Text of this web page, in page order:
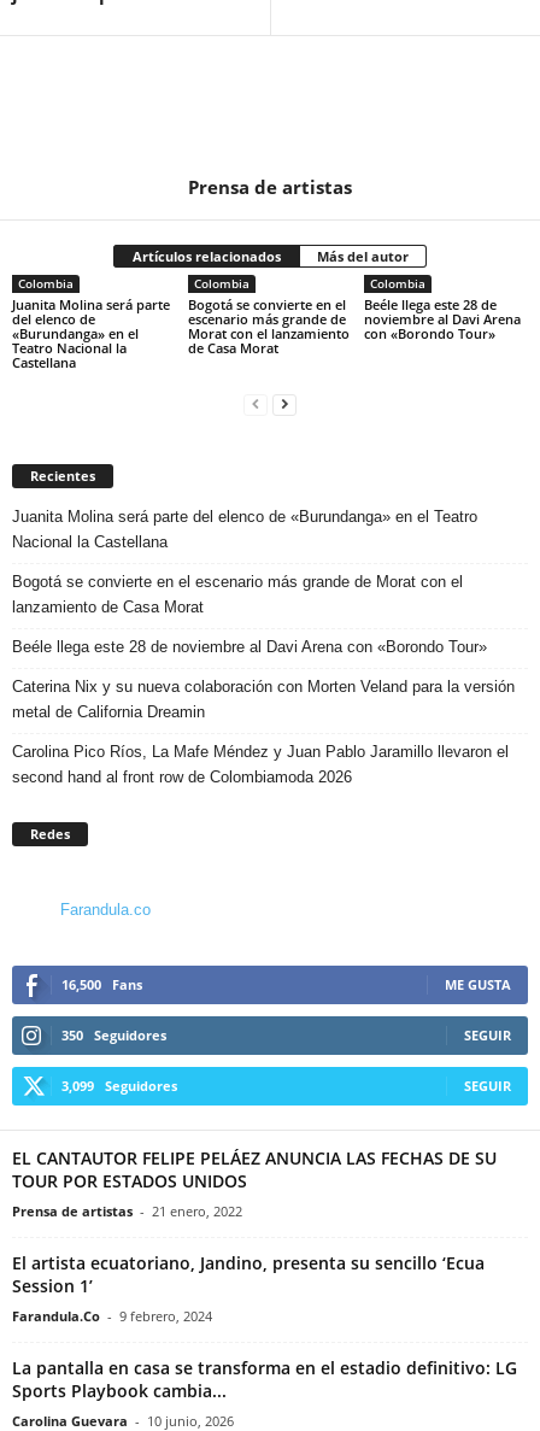
Prensa de artistas
Artículos relacionados Más del autor
Colombia
Juanita Molina será parte
del elenco de
«Burundanga» en el
Teatro Nacional la
Castellana
Colombia
Bogotá se convierte en el
escenario más grande de
Morat con el lanzamiento
de Casa Morat
Colombia
Beéle llega este 28 de
noviembre al Davi Arena
con «Borondo Tour»
Recientes
Juanita Molina será parte del elenco de «Burundanga» en el Teatro
Nacional la Castellana
Bogotá se convierte en el escenario más grande de Morat con el
lanzamiento de Casa Morat
Beéle llega este 28 de noviembre al Davi Arena con «Borondo Tour»
Caterina Nix y su nueva colaboración con Morten Veland para la versión
metal de California Dreamin
Carolina Pico Ríos, La Mafe Méndez y Juan Pablo Jaramillo llevaron el
second hand al front row de Colombiamoda 2026
Redes
Farandula.co
16,500 Fans ME GUSTA
350 Seguidores SEGUIR
3,099 Seguidores SEGUIR
EL CANTAUTOR FELIPE PELÁEZ ANUNCIA LAS FECHAS DE SU
TOUR POR ESTADOS UNIDOS
Prensa de artistas - 21 enero, 2022
El artista ecuatoriano, Jandino, presenta su sencillo ‘Ecua
Session 1’
Farandula.Co - 9 febrero, 2024
La pantalla en casa se transforma en el estadio definitivo: LG
Sports Playbook cambia...
Carolina Guevara - 10 junio, 2026